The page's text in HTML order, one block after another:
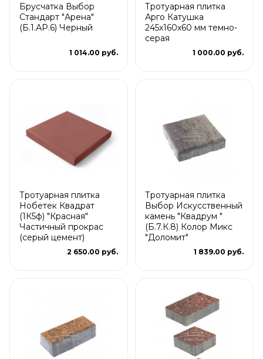
Брусчатка Выбор
Стандарт "Арена"
(Б.1.АР.6) Черный
1 014.00 руб.
Тротуарная плитка
Арго Катушка
245x160x60 мм темно-
серая
1 000.00 руб.
Тротуарная плитка
Нобетек Квадрат
(1К5ф) "Красная"
Частичный прокрас
(серый цемент)
2 650.00 руб.
Тротуарная плитка
Выбор Искусственный
камень "Квадрум "
(Б.7.К.8) Колор Микс
"Доломит"
1 839.00 руб.